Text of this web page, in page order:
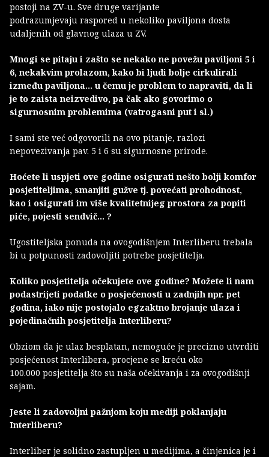
postoji na ZV-u. Sve druge varijante
podrazumjevaju raspored u nekoliko paviljona dosta
udaljenih od glavnog ulaza u ZV.
Mnogi se pitaju i zašto se nekako ne povežu paviljoni 5 i
6, nekakvim prolazom, kako bi ljudi bolje cirkulirali
između paviljona... u čemu je problem to napraviti, da li
je to zaista neizvedivo, pa čak ako govorimo o
sigurnosnim problemima (vatrogasni put i sl.)
I sami ste već odgovorili na ovo pitanje, razlozi
nepovezivanja pav. 5 i 6 su sigurnosne prirode.
Hoćete li uspjeti ove godine osigurati nešto bolji komfor
posjetiteljima, smanjiti gužve tj. povećati prohodnost,
kao i osigurati im više kvalitetnijeg prostora za popiti
piće, pojesti sendvič... ?
Ugostiteljska ponuda na ovogodišnjem Interliberu trebala
bi u potpunosti zadovoljiti potrebe posjetitelja.
Koliko posjetitelja očekujete ove godine? Možete li nam
podastrijeti podatke o posjećenosti u zadnjih npr. pet
godina, iako nije postojalo egzaktno brojanje ulaza i
pojedinačnih posjetitelja Interliberu?
Obziom da je ulaz besplatan, nemoguće je precizno utvrditi
posjećenost Interlibera, procjene se kreću oko
100.000 posjetitelja što su naša očekivanja i za ovogodišnji
sajam.
Jeste li zadovoljni pažnjom koju mediji poklanjaju
Interliberu?
Interliber je solidno zastupljen u medijima, a činjenica je i